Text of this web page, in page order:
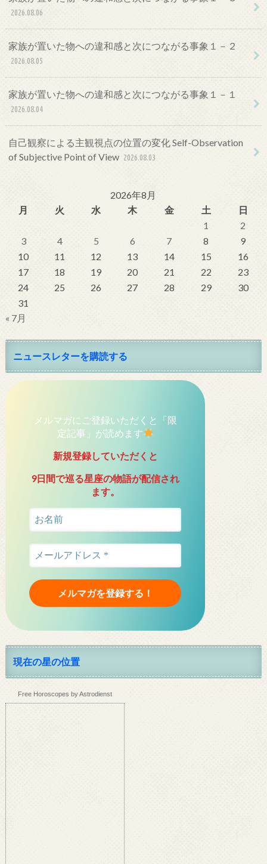
2026.08.06
家族が置いた物への違和感と次につながる事象１－２
2026.08.05
家族が置いた物への違和感と次につながる事象１－１
2026.08.04
自己観察による主観視点の位置の変化 Self-Observation
of Subjective Point of View 2026.08.03
2026年8月
月
火 水 木 金 土
日
1
2
3
4 5 6 7 8
9
10
11 12 13 14 15
16
17
18 19 20 21 22
23
24
25 26 27 28 29
30
31
« 7月
ニュースレターを購読する
メルマガにご登録いただくと「限
定記事」が読めます
新規登録していただくと
9日間で巡る星座の物語が配信され
ます。
現在の星の位置
Free Horoscopes by Astrodienst